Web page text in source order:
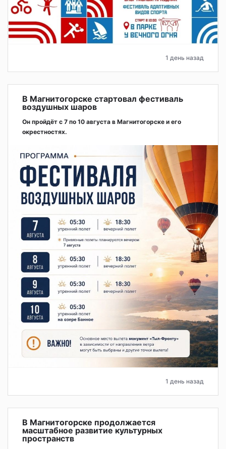
1 день назад
В Магнитогорске стартовал фестиваль
воздушных шаров
Он пройдёт с 7 по 10 августа в Магнитогорске и его
окрестностях.
1 день назад
В Магнитогорске продолжается
масштабное развитие культурных
пространств